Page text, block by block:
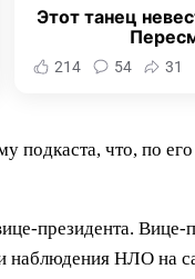
Этот танец
214 54 31
что, по
президента.
наблюдения НЛО на